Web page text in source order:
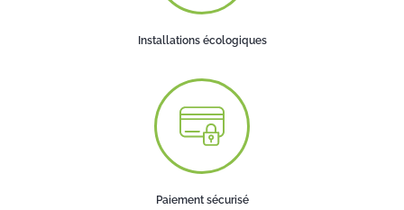
Installations écologiques
Paiement sécurisé